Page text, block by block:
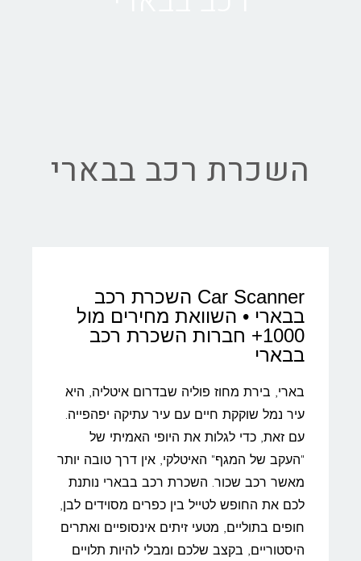
השכרת רכב בבארי
Car Scanner השכרת רכב
בבארי • השוואת מחירים מול
1000+ חברות השכרת רכב
בבארי
בארי, בירת מחוז פוליה שבדרום איטליה, היא
עיר נמל שוקקת חיים עם עיר עתיקה יפהפייה.
עם זאת, כדי לגלות את היופי האמיתי של
"העקב של המגף" האיטלקי, אין דרך טובה יותר
מאשר רכב שכור. השכרת רכב בבארי נותנת
לכם את החופש לטייל בין כפרים מסוידים לבן,
חופים בתוליים, מטעי זיתים אינסופיים ואתרים
היסטוריים, בקצב שלכם ומבלי להיות תלויים